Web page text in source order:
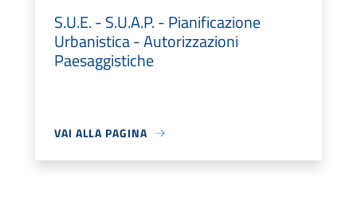
S.U.E. - S.U.A.P. - Pianificazione
Urbanistica - Autorizzazioni
Paesaggistiche
VAI ALLA PAGINA